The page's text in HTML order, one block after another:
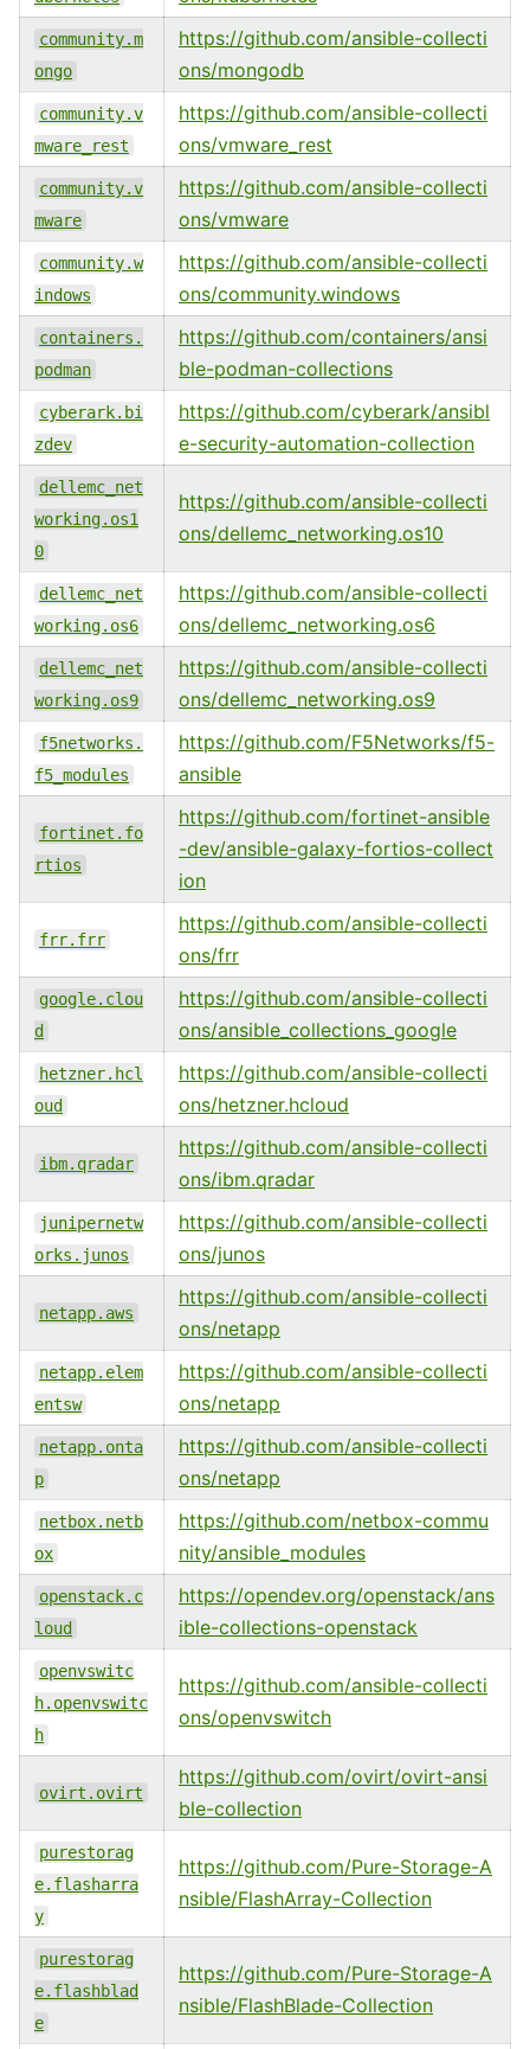
community.m
ongo
https://github.com/ansible-collecti
ons/mongodb
community.v
mware_rest
https://github.com/ansible-collecti
ons/vmware_rest
community.v
mware
https://github.com/ansible-collecti
ons/vmware
community.w
indows
https://github.com/ansible-collecti
ons/community.windows
containers.
podman
https://github.com/containers/ansi
ble-podman-collections
cyberark.bi
zdev
https://github.com/cyberark/ansibl
e-security-automation-collection
dellemc_net
working.os1
0
https://github.com/ansible-collecti
ons/dellemc_networking.os10
dellemc_net
working.os6
https://github.com/ansible-collecti
ons/dellemc_networking.os6
dellemc_net
working.os9
https://github.com/ansible-collecti
ons/dellemc_networking.os9
f5networks.
f5_modules
https://github.com/F5Networks/f5-
ansible
fortinet.fo
rtios
https://github.com/fortinet-ansible
-dev/ansible-galaxy-fortios-collect
ion
frr.frr
https://github.com/ansible-collecti
ons/frr
google.clou
d
https://github.com/ansible-collecti
ons/ansible_collections_google
hetzner.hcl
oud
https://github.com/ansible-collecti
ons/hetzner.hcloud
ibm.qradar
https://github.com/ansible-collecti
ons/ibm.qradar
junipernetw
orks.junos
https://github.com/ansible-collecti
ons/junos
netapp.aws
https://github.com/ansible-collecti
ons/netapp
netapp.elem
entsw
https://github.com/ansible-collecti
ons/netapp
netapp.onta
p
https://github.com/ansible-collecti
ons/netapp
netbox.netb
ox
https://github.com/netbox-commu
nity/ansible_modules
openstack.c
loud
https://opendev.org/openstack/ans
ible-collections-openstack
openvswitc
h.openvswitc
h
https://github.com/ansible-collecti
ons/openvswitch
ovirt.ovirt
https://github.com/ovirt/ovirt-ansi
ble-collection
purestorag
e.flasharra
y
https://github.com/Pure-Storage-A
nsible/FlashArray-Collection
purestorag
e.flashblad
e
https://github.com/Pure-Storage-A
nsible/FlashBlade-Collection